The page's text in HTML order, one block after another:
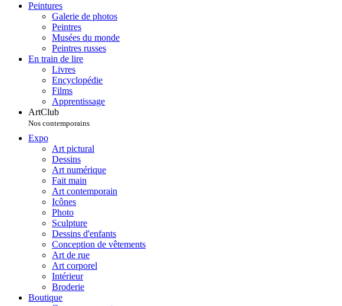
Peintures
Galerie de photos
Peintres
Musées du monde
Peintres russes
En train de lire
Livres
Encyclopédie
Films
Apprentissage
ArtClub
Nos contemporains
Expo
Art pictural
Dessins
Art numérique
Fait main
Art contemporain
Icônes
Photo
Sculpture
Dessins d'enfants
Conception de vêtements
Art de rue
Art corporel
Intérieur
Broderie
Boutique